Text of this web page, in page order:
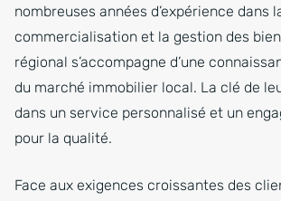
nombreuses années d’expérience dans
commercialisation et la gestion des
régional s’accompagne d’une
du marché immobilier local. La clé de
dans un service personnalisé et un
pour la qualité.
Face aux exigences croissantes des